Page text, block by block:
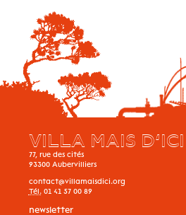
newsletter
VILLA MAIS D’ICI
77, rue des cités
93300 Aubervilliers
contact@villamaisdici.org
Tél. 01 41 57 00 89